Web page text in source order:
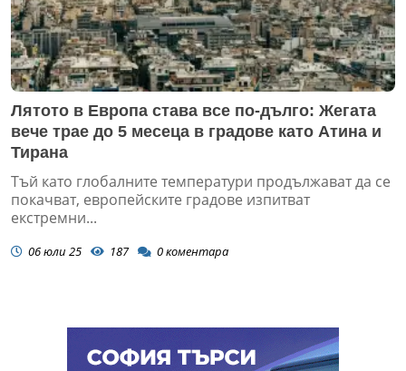
Лятото в Европа става все по-дълго: Жегата
вече трае до 5 месеца в градове като Атина и
Тирана
Тъй като глобалните температури продължават да се
покачват, европейските градове изпитват
екстремни...
06 юли 25 187 0коментара